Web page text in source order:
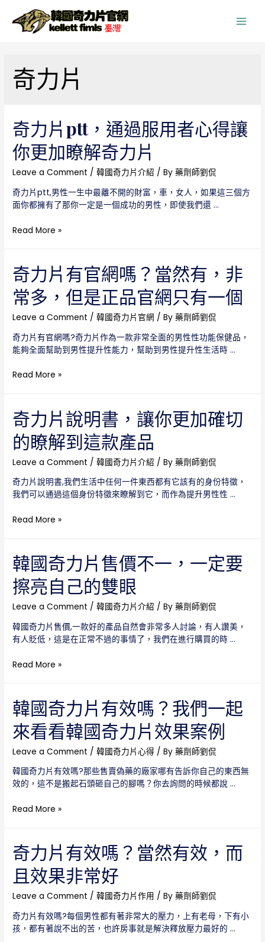
奇力片
奇力片ptt，通過服用者心得讓
你更加瞭解奇力片
Leave a Comment /韓國奇力片介紹 / By藥劑師劉侃
奇力片ptt,男性一生中最離不開的財富，車，女人，如果這三個方
面你都擁有了那你一定是一個成功的男性，即使我們還 …
奇
ptt，
通
過
服
用
心
得
你
瞭
解
奇
力
片
Read More »
奇力片有官網嗎？當然有，非
常多，但是正品官網只有一個
Leave a Comment /韓國奇力片官網 / By藥劑師劉侃
奇力片有官網嗎?奇力片作為一款非常全面的男性性功能保健品，
能夠全面幫助到男性提升性能力，幫助到男性提升性生活時 …
奇
有
官
網
嗎？
當
有，
非
多，
正
品
官
網
只
有
一
Read More »
奇力片說明書，讓你更加確切
的瞭解到這款產品
Leave a Comment /韓國奇力片介紹 / By藥劑師劉侃
奇力片說明書,我們生活中任何一件東西都有它該有的身份特徵，
我們可以通過這個身份特徵來瞭解到它，而作為提升男性性 …
奇
說
明
書，
讓
你
加
確
的
到
這
款
產
品
Read More »
韓國奇力片售價不一，一定要
擦亮自己的雙眼
Leave a Comment /韓國奇力片介紹 / By藥劑師劉侃
韓國奇力片售價,一款好的產品自然會非常多人討論，有人讚美，
有人貶低，這是在正常不過的事情了，我們在進行購買的時 …
韓
力
片
售
價
不
一
定
擦
己
的
雙
Read More »
韓國奇力片有效嗎？我們一起
來看看韓國奇力片效果案例
Leave a Comment /韓國奇力片心得 / By藥劑師劉侃
韓國奇力片有效嗎?那些售賣偽藥的廠家哪有告訴你自己的東西無
效的，這不是搬起石頭砸自己的腳嗎？你去詢問的時候都說 …
韓
力
片
有
效
嗎？
們
一
Read More »
奇力片有效嗎？當然有效，而
且效果非常好
Leave a Comment /韓國奇力片作用 / By藥劑師劉侃
奇力片有效嗎?每個男性都有著非常大的壓力，上有老母，下有小
孩，都有著說不出的苦，也許房事就是解決釋放壓力最好的 …